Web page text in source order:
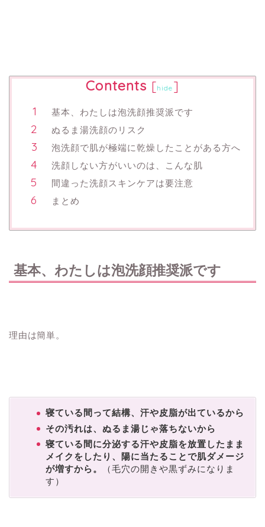
Contents [hide ]
基本、わたしは泡洗顔推奨派です
ぬるま湯洗顔のリスク
泡洗顔で肌が極端に乾燥したことがある方へ
洗顔しない方がいいのは、こんな肌
間違った洗顔スキンケアは要注意
まとめ
基本、わたしは泡洗顔推奨派です
理由は簡単。
寝ている間って結構、汗や皮脂が出ているから
その汚れは、ぬるま湯じゃ落ちないから
寝ている間に分泌する汗や皮脂を放置したまま
メイクをしたり、陽に当たることで肌ダメージ
が増すから。
（毛穴の開きや黒ずみになりま
す）